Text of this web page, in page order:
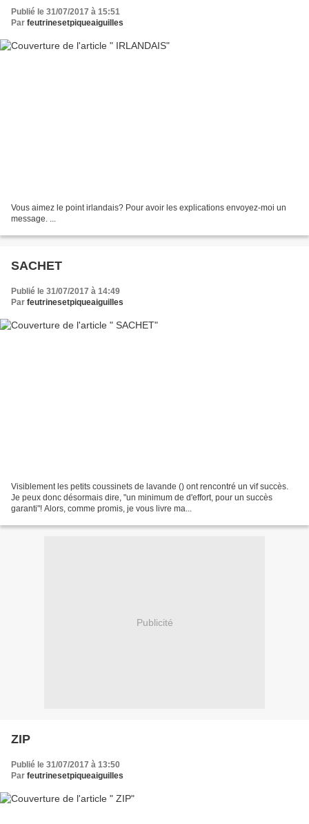
Publié le 31/07/2017 à 15:51
Par feutrinesetpiqueaiguilles
Vous aimez le point irlandais? Pour avoir les explications envoyez-moi un
message. ...
SACHET
Publié le 31/07/2017 à 14:49
Par feutrinesetpiqueaiguilles
Visiblement les petits coussinets de lavande () ont rencontré un vif succès.
Je peux donc désormais dire, "un minimum de d'effort, pour un succès
garanti"! Alors, comme promis, je vous livre ma...
Publicité
ZIP
Publié le 31/07/2017 à 13:50
Par feutrinesetpiqueaiguilles